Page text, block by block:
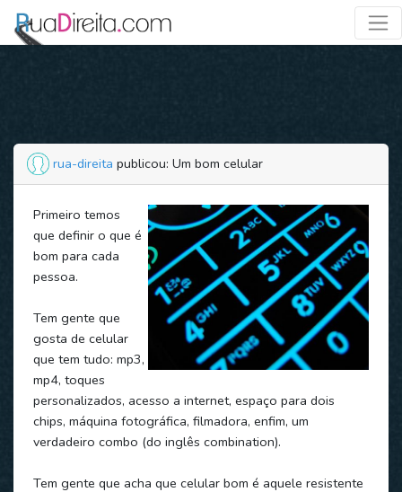
rua-direita publicou: Um bom celular
Primeiro temos
que definir o que é
bom para cada
pessoa.
Tem gente que
gosta de celular
que tem tudo: mp3,
mp4, toques
personalizados, acesso a internet, espaço para dois
chips, máquina fotográfica, filmadora, enfim, um
verdadeiro combo (do inglês combination).
Tem gente que acha que celular bom é aquele resistente